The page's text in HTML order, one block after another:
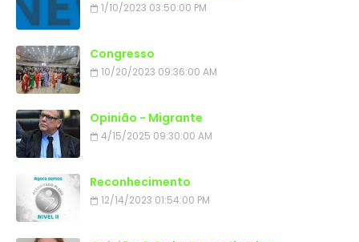
1/10/2023 03:50:00 PM
Congresso
10/20/2023 09:36:00 AM
Opinião - Migrante
4/15/2025 09:30:00 AM
Reconhecimento
12/14/2023 01:54:00 PM